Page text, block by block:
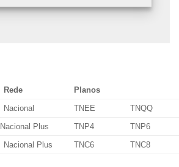
Rede Planos
Nacional TNEE
TNQQ
Nacional Plus
TNP4
TNP6
Nacional Plus TNC6 TNC8